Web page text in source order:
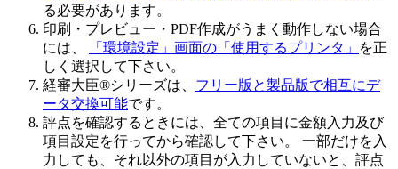
る必要があります。
印刷・プレビュー・PDF作成がうまく動作しない場合
には、
「環境設定」画面の「使用するプリンタ」
を正
しく選択して下さい。
経審大臣®シリーズは、 フリー版と製品版で相互にデ
ータ交換可能です。
評点を確認するときには、全ての項目に金額入力及び
項目設定を行ってから確認して下さい。 一部だけを入
力しても、それ以外の項目が入力していないと、評点